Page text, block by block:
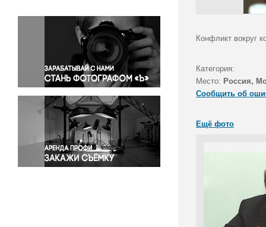
Окружающая среда
Политика
Правосудие
Происшествия и конфликты
Религия
Светская жизнь
Спорт
Экология
Экономика и бизнес
Конфликт вокруг
Категория:
Место: Россия,
Сообщить об
Ещё фото